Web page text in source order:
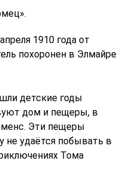
1910 года от
похоронен в Элмайре
детские годы
дом и пещеры, в
Эти пещеры
не удаётся побывать в
Тома